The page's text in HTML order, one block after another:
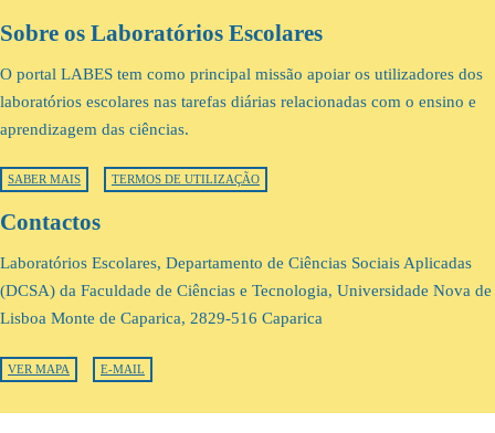
Sobre os Laboratórios Escolares
O portal LABES tem como principal missão apoiar os utilizadores dos
laboratórios escolares nas tarefas diárias relacionadas com o ensino e
aprendizagem das ciências.
SABER MAIS TERMOS DE UTILIZAÇÃO
Contactos
Laboratórios Escolares, Departamento de Ciências Sociais Aplicadas
(DCSA) da Faculdade de Ciências e Tecnologia, Universidade Nova de
Lisboa Monte de Caparica, 2829-516 Caparica
VER MAPA E-MAIL